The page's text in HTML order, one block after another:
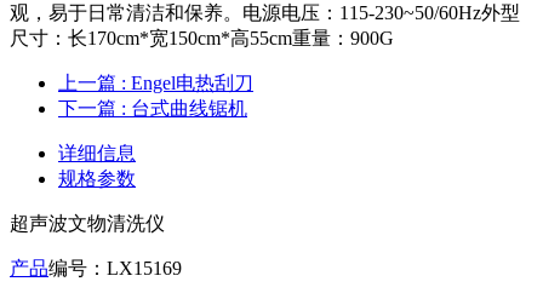
观，易于日常清洁和保养。电源电压：115-230~50/60Hz外型
尺寸：长170cm*宽150cm*高55cm重量：900G
上一篇 : Engel电热刮刀
下一篇 : 台式曲线锯机
详细信息
规格参数
超声波文物清洗仪
产品编号：LX15169